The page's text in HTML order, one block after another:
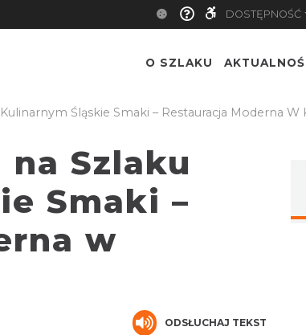
DOSTĘPNOŚĆ
O SZLAKU
Śląskie Smaki – Restauracja Moderna W
Szlaku
Smaki –
w
ODSŁUCHAJ TEKST